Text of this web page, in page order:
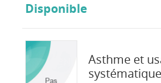
Disponible
Asthme et
systématique